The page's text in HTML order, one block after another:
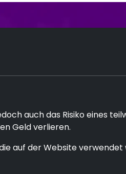
auch das Risiko eines
Geld verlieren.
auf der Website